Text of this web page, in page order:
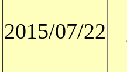
2015/07/22